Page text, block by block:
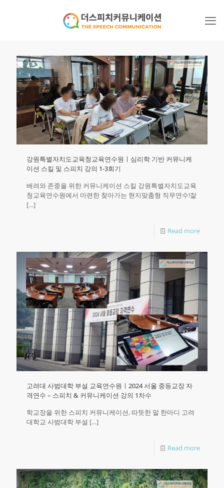
강원특별자치도교육청교육연수원ㅣ심리학 기반 커뮤니케
이션 스킬 및 스피치 강의 1-3회기
배려와 존중을 위한 커뮤니케이션 스킬 강원특별자치도교육
청교육연수원에서 마련한 찾아가는 현지맞춤형 직무연수!잘
[…]
Read more
고려대 사범대학 부설 교육연수원ㅣ2024 서울 중등교장 자
격연수 – 스피치 & 커뮤니케이션 강의 1차수
학교장을 위한 스피치 커뮤니케이션, 따뜻한 말 한마디 고려
대학교 사범대학 부설 […]
Read more